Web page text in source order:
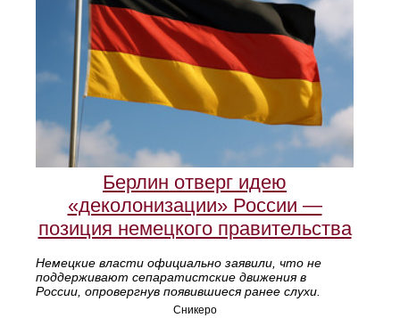
Берлин отверг идею
«деколонизации» России —
позиция немецкого правительства
Немецкие власти официально заявили, что не
поддерживают сепаратистские движения в
России, опровергнув появившиеся ранее слухи.
Сникеро